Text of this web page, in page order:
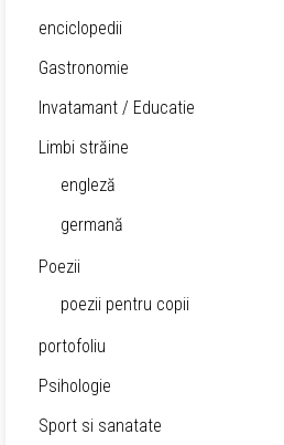
enciclopedii
Gastronomie
Invatamant / Educatie
Limbi străine
engleză
germană
Poezii
poezii pentru copii
portofoliu
Psihologie
Sport si sanatate